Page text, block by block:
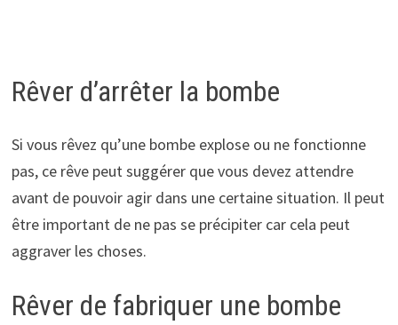
Rêver d’arrêter la bombe
Si vous rêvez qu’une bombe explose ou ne fonctionne
pas, ce rêve peut suggérer que vous devez attendre
avant de pouvoir agir dans une certaine situation. Il peut
être important de ne pas se précipiter car cela peut
aggraver les choses.
Rêver de fabriquer une bombe